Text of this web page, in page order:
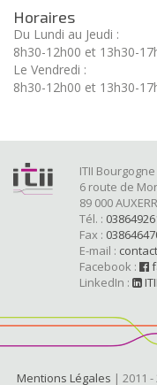
Horaires
Du Lundi au Jeudi :
8h30-12h00 et 13h30-
Le Vendredi :
8h30-12h00 et 13h30-
ITII Bourgogne
6 route de
89 000
Tél. :
Fax :
E-mail :
Facebook :
LinkedIn :
Mentions Légales | 2011